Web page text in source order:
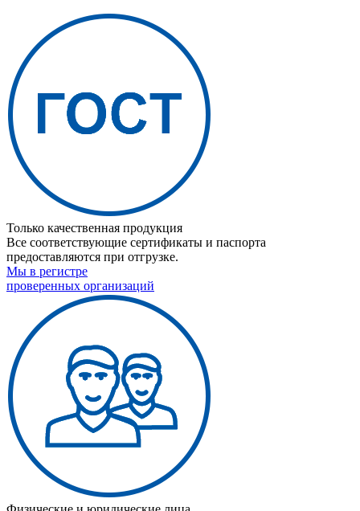
Только качественная продукция
Все соответствующие сертификаты и паспорта
предоставляются при отгрузке.
Мы в регистре
проверенных организаций